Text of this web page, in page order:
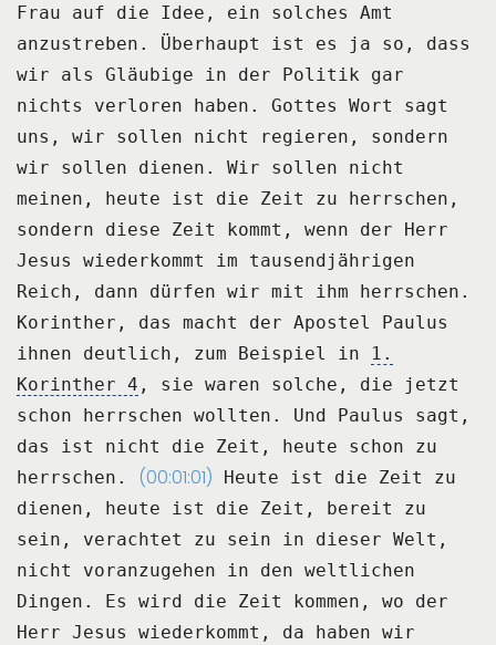
Frau auf die Idee, ein solches Amt
anzustreben.
Überhaupt ist es ja so, dass
wir als Gläubige in der Politik gar
nichts verloren haben.
Gottes Wort sagt
uns, wir sollen nicht regieren, sondern
wir sollen dienen.
Wir sollen nicht
meinen, heute ist die Zeit zu herrschen,
sondern diese Zeit kommt, wenn
der Herr
Jesus wiederkommt im tausendjährigen
Reich, dann dürfen wir mit ihm herrschen.
Korinther, das macht der Apostel Paulus
ihnen deutlich, zum Beispiel in
1.
Korinther 4 ,
sie waren solche, die jetzt
schon herrschen wollten.
Und Paulus sagt,
das ist nicht die Zeit, heute schon zu
herrschen.
(00:01:01)
Heute ist die Zeit zu
dienen, heute ist die Zeit, bereit zu
sein, verachtet zu sein in
dieser Welt,
nicht voranzugehen in den weltlichen
Dingen.
Es wird die Zeit kommen, wo der
Herr Jesus wiederkommt, da haben wir